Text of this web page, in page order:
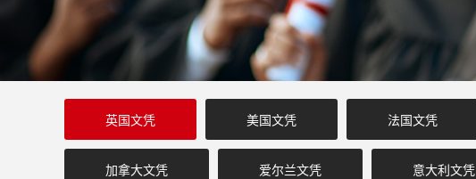
英国文凭 美国文凭 法国文凭
加拿大文凭 爱尔兰文凭 意大利文凭